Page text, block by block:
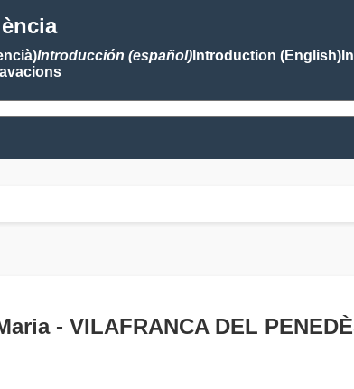
Introducción (español)Introduction (English)
- VILAFRANCA DEL